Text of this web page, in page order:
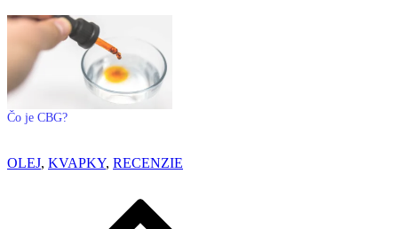
Čo je CBG?
OLEJ, KVAPKY, RECENZIE